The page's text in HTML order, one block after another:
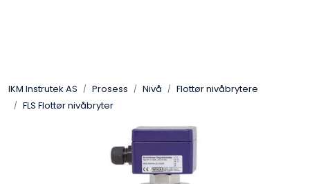
IKM Instrutek AS Prosess Nivå
Flottør nivåbrytere
FLS Flottør nivåbryter
Elektro